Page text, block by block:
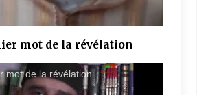
mot de la révélation
mot de la révélation